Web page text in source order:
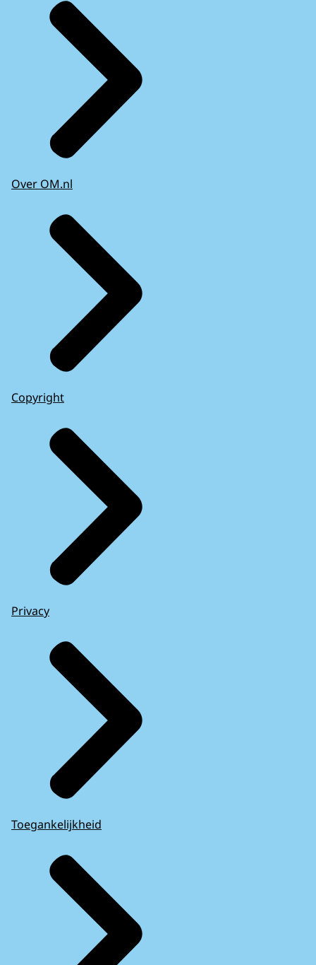
Over OM.nl
Copyright
Privacy
Toegankelijkheid